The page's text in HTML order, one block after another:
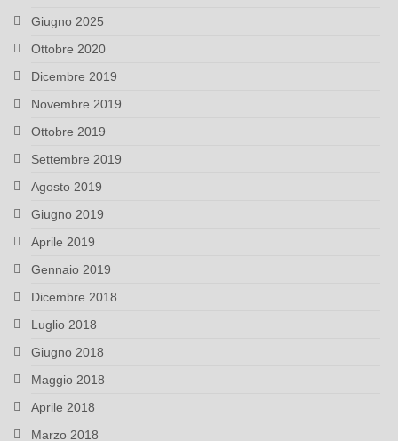
Giugno 2025
Ottobre 2020
Dicembre 2019
Novembre 2019
Ottobre 2019
Settembre 2019
Agosto 2019
Giugno 2019
Aprile 2019
Gennaio 2019
Dicembre 2018
Luglio 2018
Giugno 2018
Maggio 2018
Aprile 2018
Marzo 2018